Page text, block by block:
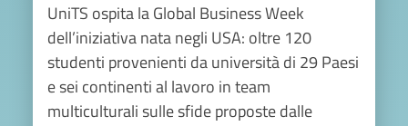
UniTS ospita la Global Business Week
dell’iniziativa nata negli USA: oltre 120
studenti provenienti da università di 29 Paesi
e sei continenti al lavoro in team
multiculturali sulle sfide proposte dalle